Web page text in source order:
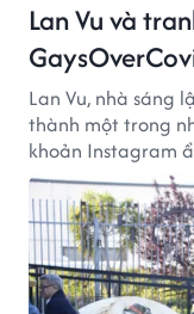
Lan Vu và
Lan Vu, nhà sáng
thành một trong
khoản Instagram
năm 2021, trong
biến nghiêm trọng.